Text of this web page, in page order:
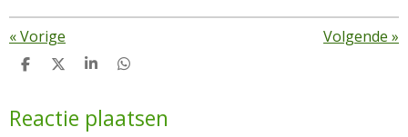
«Vorige Volgende »
D
e
n
D
l
S
r
e
D
e
n
Reactie plaatsen